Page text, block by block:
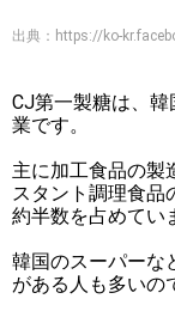
出典： https://ko-
CJ第一製糖は、
業です。
主に加工食品の製
スタント調理食品
約半数を占めてい
韓国のスーパーな
がある人も多い